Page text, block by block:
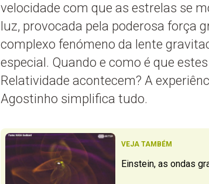
velocidade com que as estrelas se
luz, provocada pela poderosa força
complexo fenómeno da lente
especial. Quando e como é que
Relatividade acontecem? A
Agostinho simplifica tudo.
VEJA TAMBÉM
Einstein, as ondas